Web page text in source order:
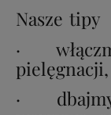
Nasze tipy
·
pielęgnacji,
· dbajmy